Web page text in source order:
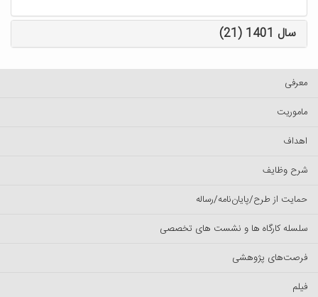
سال 1401 (21)
معرفی
ماموریت
اهداف
شرح وظایف
حمایت از طرح/پایان‌نامه/رساله
سلسله کارگاه ها و نشست های تخصصی
فرصت‌های پژوهشی
فیلم